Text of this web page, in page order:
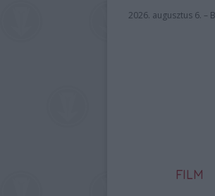
2026. augusztus 6. –
FILM